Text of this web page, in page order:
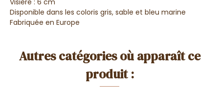
Disponible dans les coloris gris, sable et bleu marine
Fabriquée en Europe
Autres catégories où apparaît ce
produit :